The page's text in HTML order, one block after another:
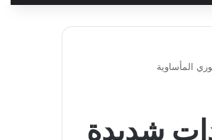
عن
شديدة